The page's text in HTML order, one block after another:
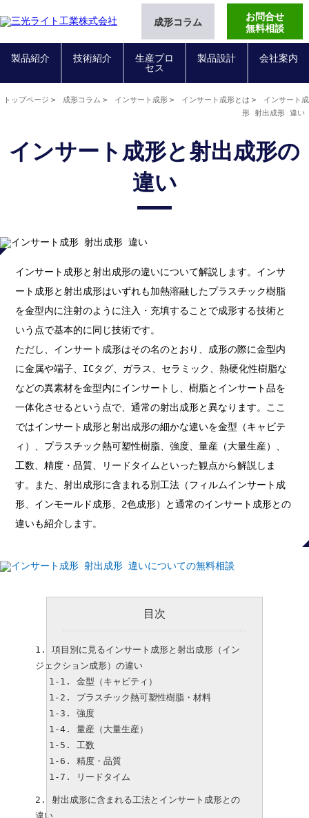
成形コラム
お問合せ
無料相談
製品紹介 技術紹介
生産プロ
セス
製品設計 会社案内
トップページ 成形コラム インサート成形 インサート成形とは
インサート成
形 射出成形 違い
インサート成形と射出成形の
違い
インサート成形と射出成形の違いについて解説します。インサ
ート成形と射出成形はいずれも加熱溶融したプラスチック樹脂
を金型内に注射のように注入・充填することで成形する技術と
いう点で基本的に同じ技術です。
ただし、インサート成形はその名のとおり、成形の際に金型内
に金属や端子、ICタグ、ガラス、セラミック、熱硬化性樹脂な
などの異素材を金型内にインサートし、樹脂とインサート品を
一体化させるという点で、通常の射出成形と異なります。ここ
ではインサート成形と射出成形の細かな違いを金型（キャビテ
ィ）、プラスチック熱可塑性樹脂、強度、量産（大量生産）、
工数、精度・品質、リードタイムといった観点から解説しま
す。また、射出成形に含まれる別工法（フィルムインサート成
形、インモールド成形、2色成形）と通常のインサート成形との
違いも紹介します。
目次
項目別に見るインサート成形と射出成形（イン
ジェクション成形）の違い
金型（キャビティ）
プラスチック熱可塑性樹脂・材料
強度
量産（大量生産）
工数
精度・品質
リードタイム
射出成形に含まれる工法とインサート成形との
違い